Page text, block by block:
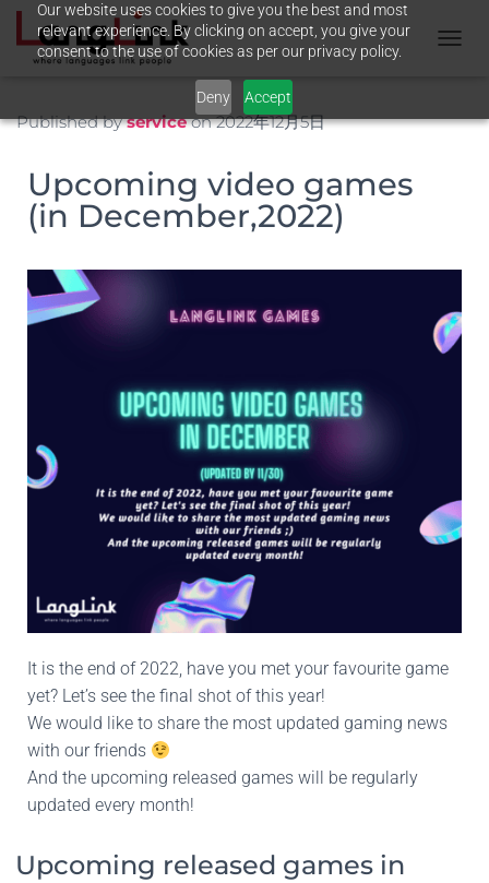
Our website uses cookies to give you the best and most
relevant experience. By clicking on accept, you give your
consent to the use of cookies as per our privacy policy.
Deny Accept
I
C
H
Published byserviceon2022年12月5日
Upcoming video games
(in December,2022)
It is the end of 2022, have you met your favourite game
yet? Let’s see the final shot of this year!
We would like to share the most updated gaming news
with our friends
And the upcoming released games will be regularly
updated every month!
Upcoming released games in